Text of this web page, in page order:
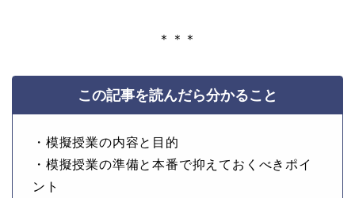
＊＊＊
この記事を読んだら分かること
・模擬授業の内容と目的
・模擬授業の準備と本番で抑えておくべきポイ
ント